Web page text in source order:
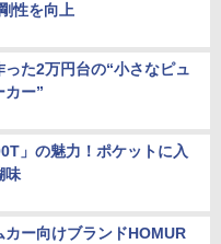
性を向上
た2万円台の“小さなピュ
カー”
」の魅力！ポケットに入
味
カー向けブランドHOMUR